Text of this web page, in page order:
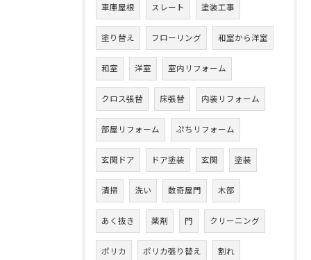
車庫屋根 スレート 塗装工事
塗り替え フローリング 和室から洋室
和室 洋室 室内リフォーム
クロス張替 床張替 内装リフォーム
部屋リフォーム ぷちリフォーム
玄関ドア ドア塗装 玄関 塗装
清掃 洗い 数奇屋門 木部
あく抜き 薬剤 門 クリーニング
ポリカ ポリカ張り替え 割れ